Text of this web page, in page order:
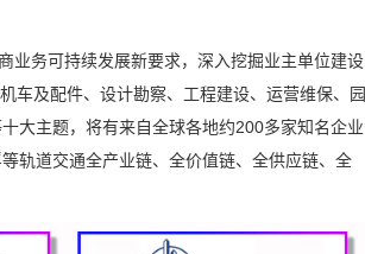
业务可持续发展新要求，深入挖掘业主单位建设
车及配件、设计勘察、工程建设、运营维保、园
大主题，将有来自全球各地约200多家知名企业
轨道交通全产业链、全价值链、全供应链、全